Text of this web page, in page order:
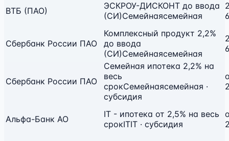
ВТБ (ПАО)
ЭСКРОУ-ДИСКОНТ до ввода
(СИ)Семейнаясемейная
Сбербанк России ПАО
Комплексный продукт 2,2%
до ввода
(СИ)Семейнаясемейная
Сбербанк России ПАО
Семейная ипотека 2,2% на
весь
срокСемейнаясемейная ·
субсидия
Альфа-Банк АО
IT - ипотека от 2,5% на весь
срокITIT · субсидия